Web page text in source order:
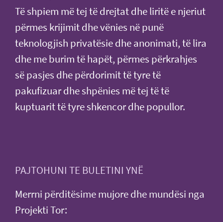
Të shpiem më tej të drejtat dhe liritë e njeriut
përmes krijimit dhe vënies në punë
teknologjish privatësie dhe anonimati, të lira
dhe me burim të hapët, përmes përkrahjes
së pasjes dhe përdorimit të tyre të
pakufizuar dhe shpënies më tej të të
kuptuarit të tyre shkencor dhe popullor.
PAJTOHUNI TE BULETINI YNË
Merrni përditësime mujore dhe mundësi nga
Projekti Tor: